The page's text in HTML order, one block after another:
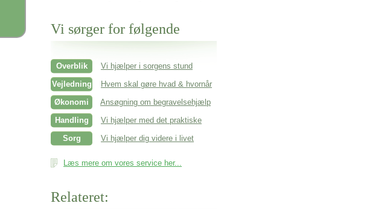
Vi sørger for følgende
Overblik
Vi hjælper i sorgens stund
Vejledning
Hvem skal gøre hvad & hvornår
Økonomi
Ansøgning om begravelsehjælp
Handling
Vi hjælper med det praktiske
Sorg
Vi hjælper dig videre i livet
Læs mere om vores service her...
Relateret: